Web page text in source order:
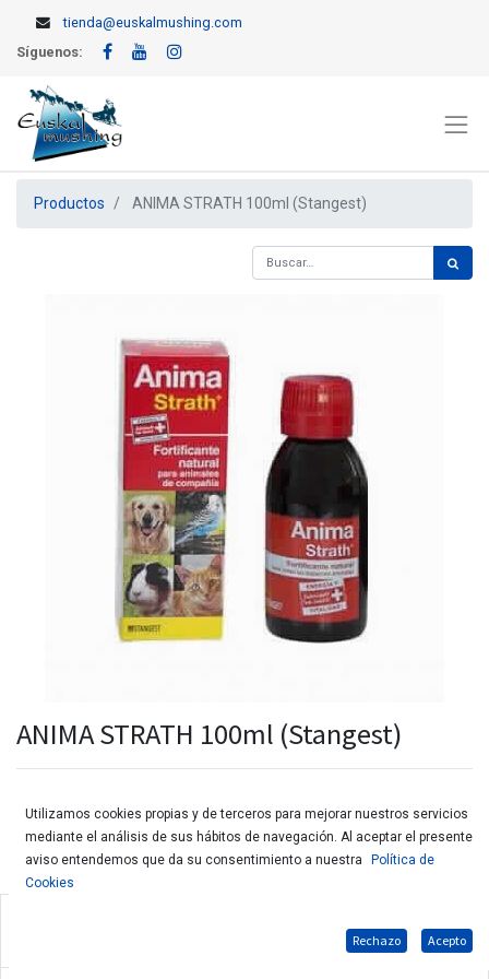
tienda@euskalmushing.com
Síguenos:
Productos ANIMA STRATH 100ml (Stangest)
ANIMA STRATH 100ml (Stangest)
Utilizamos cookies propias y de terceros para mejorar nuestros servicios
mediante el análisis de sus hábitos de navegación. Al aceptar el presente
aviso entendemos que da su consentimiento a nuestra
Política de
Cookies
Rechazo Acepto